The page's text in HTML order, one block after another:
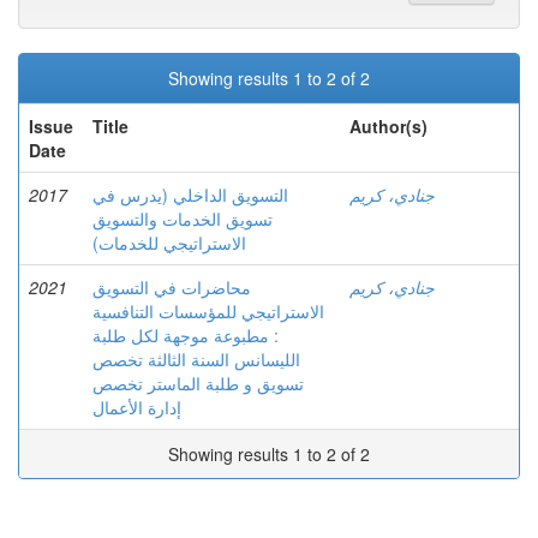
Showing results 1 to 2 of 2
Issue
Date
Title Author(s)
2017
التسويق الداخلي (يدرس في
تسويق الخدمات والتسويق
الاستراتيجي للخدمات)
جنادي، كريم
2021
محاضرات في التسويق
الاستراتيجي للمؤسسات التنافسية
: مطبوعة موجهة لكل طلبة
الليسانس السنة الثالثة تخصص
تسويق و طلبة الماستر تخصص
إدارة الأعمال
جنادي، كريم
Showing results 1 to 2 of 2